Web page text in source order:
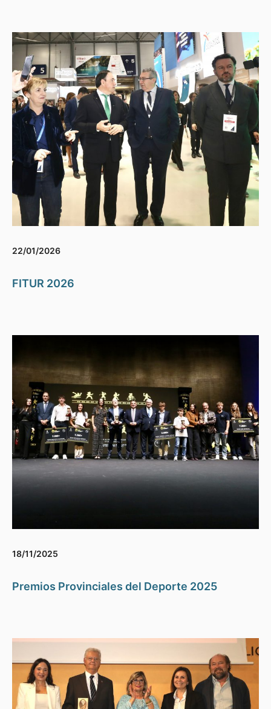
22/01/2026
FITUR 2026
18/11/2025
Premios Provinciales del Deporte 2025